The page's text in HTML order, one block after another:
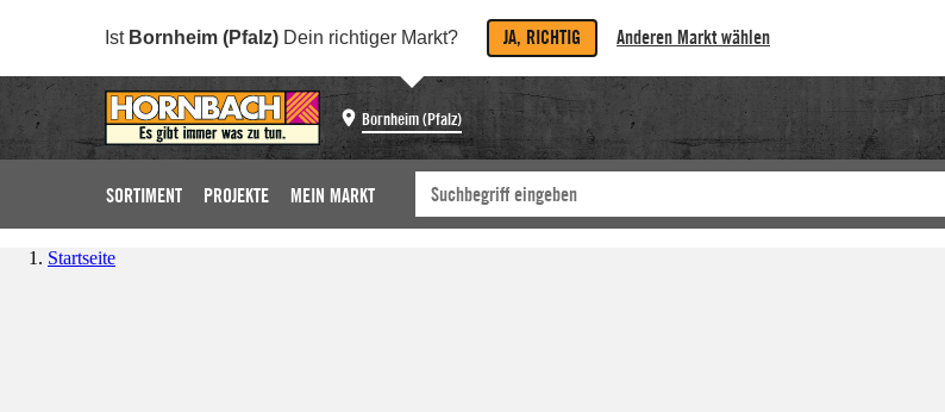
Ist Bornheim (Pfalz) Dein richtiger Markt? JA, RICHTIG Anderen Markt wählen
Bornheim (Pfalz)
SORTIMENT PROJEKTE MEIN MARKT
Startseite